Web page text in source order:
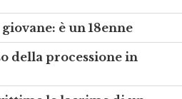
è un 18enne
della processione in